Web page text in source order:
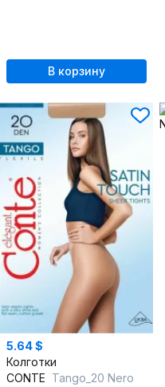
В корзину
5.64 $
Колготки
CONTE Tango_20 Nero